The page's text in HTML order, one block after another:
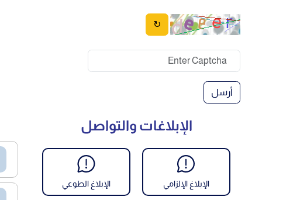
↻
أرسل
الإبلاغات والتواصل
الإبلاغ الإلزامي الإبلاغ الطوعي